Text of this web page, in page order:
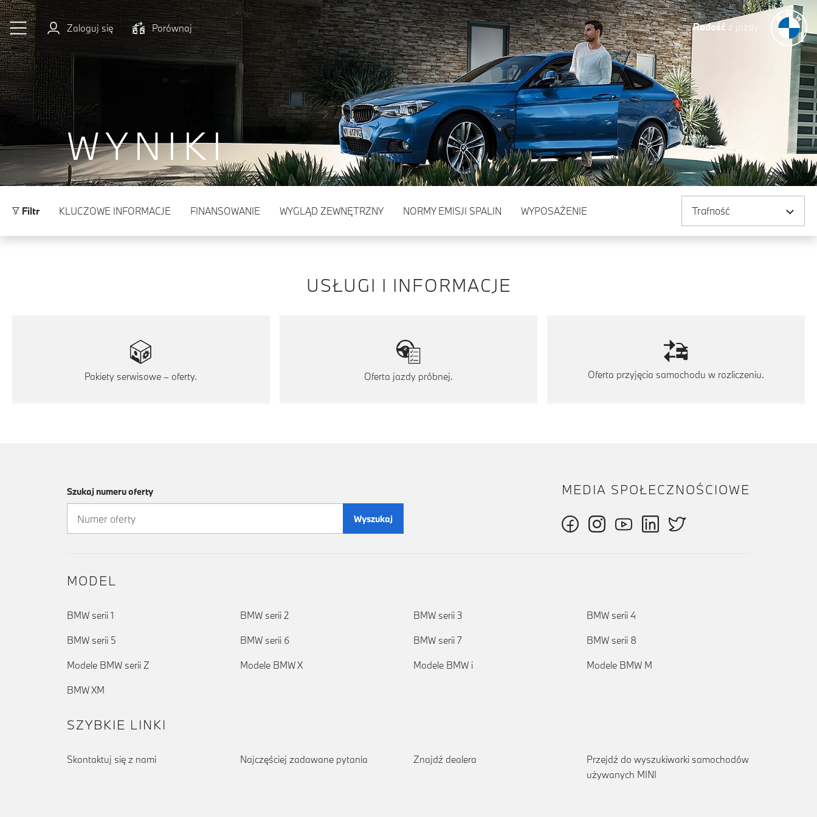
Przejdź do głównej treści
Zaloguj się
Porównaj Radość z jazdy
WYNIKI
Filtr KLUCZOWE INFORMACJE FINANSOWANIE WYGLĄD ZEWNĘTRZNY NORMY EMISJI SPALIN WYPOSAŻENIE
USŁUGI I INFORMACJE
Pakiety serwisowe – oferty. Oferta jazdy próbnej. Oferta przyjęcia samochodu w rozliczeniu.
Szukaj numeru oferty
Wyszukaj
MEDIA SPOŁECZNOŚCIOWE
MODEL
BMW serii 1 BMW serii 2 BMW serii 3 BMW serii 4
BMW serii 5 BMW serii 6 BMW serii 7 BMW serii 8
Modele BMW serii Z Modele BMW X Modele BMW i Modele BMW M
BMW XM
SZYBKIE LINKI
Skontaktuj się z nami Najczęściej zadawane pytania Znajdź dealera
Przejdź do wyszukiwarki samochodów
używanych MINI